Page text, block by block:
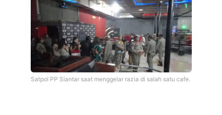
Satpol PP Siantar saat menggelar razia di salah satu cafe.